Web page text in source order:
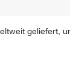
geliefert,